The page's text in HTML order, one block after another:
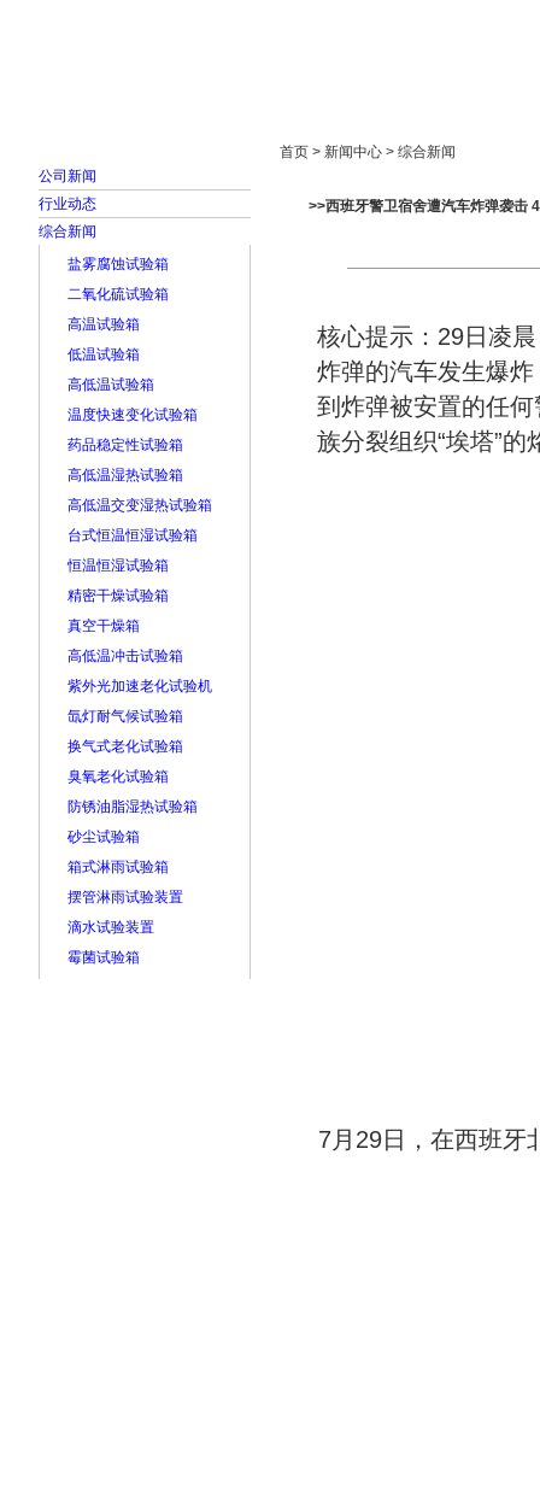
公司新闻
行业动态
综合新闻
盐雾腐蚀试验箱
二氧化硫试验箱
高温试验箱
低温试验箱
高低温试验箱
温度快速变化试验箱
药品稳定性试验箱
高低温湿热试验箱
高低温交变湿热试验箱
台式恒温恒湿试验箱
恒温恒湿试验箱
精密干燥试验箱
真空干燥箱
高低温冲击试验箱
紫外光加速老化试验机
氙灯耐气候试验箱
换气式老化试验箱
臭氧老化试验箱
防锈油脂湿热试验箱
砂尘试验箱
箱式淋雨试验箱
摆管淋雨试验装置
滴水试验装置
霉菌试验箱
首页 > 新闻中心 > 综合新闻
>>西班牙警卫宿舍遭汽车炸弹袭击
核心提示：29日凌
炸弹的汽车发生爆
到炸弹被安置的任
族分裂组织“埃塔”的
7月29日，在西班牙